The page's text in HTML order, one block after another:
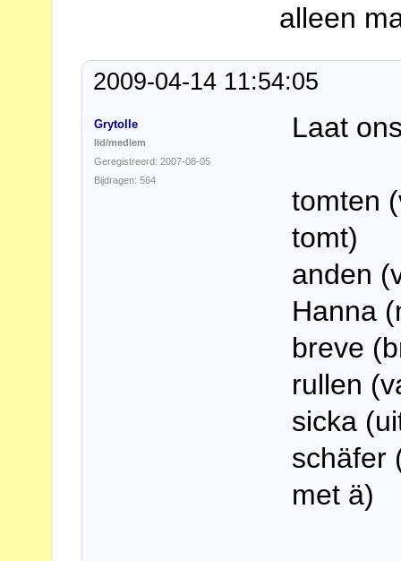
alleen
2009-04-14 11:54:05
Grytolle
lid/medlem
Geregistreerd: 2007-08-05
Bijdragen: 564
Laat
tomten
tomt)
anden
Hanna
breve
rullen
sicka
schäfer
met ä)